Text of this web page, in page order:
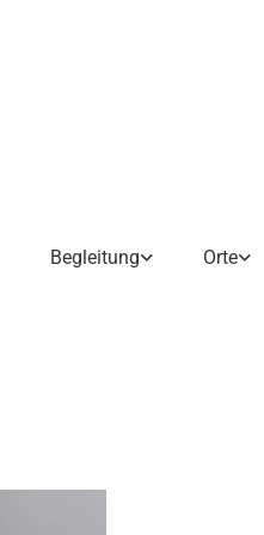
Begleitung Orte